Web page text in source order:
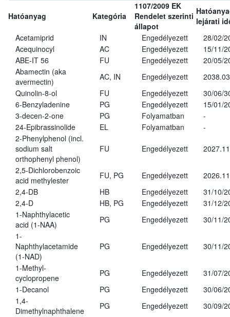
Hatóanyag Kategória
1107/2009 EK
Rendelet szerinti
állapot
lejárati
Acetamiprid
IN Engedélyezett
28/02/
Acequinocyl
AC Engedélyezett
15/11/
ABE-IT 56
FU Engedélyezett
20/05/
Abamectin (aka
avermectin)
AC, IN Engedélyezett
Quinolin-8-ol
FU Engedélyezett
30/06/
6-Benzyladenine
PG Engedélyezett
15/01/
3-decen-2-one
PG Folyamatban
-
24-Epibrassinolide
EL Folyamatban
-
2-Phenylphenol (incl.
sodium salt
orthophenyl phenol)
FU Engedélyezett
2,5-Dichlorobenzoic
acid methylester
FU, PG Engedélyezett
2,4-DB
HB Engedélyezett
31/10/
2,4-D
HB, PG Engedélyezett
31/12/
1-Naphthylacetic
acid (1-NAA)
PG Engedélyezett
30/11/
1-
Naphthylacetamide
(1-NAD)
PG Engedélyezett 30/11/
1-Methyl-
cyclopropene
PG Engedélyezett
31/07/
1-Decanol
PG Engedélyezett
30/06/
1,4-
Dimethylnaphthalene
PG Engedélyezett 30/09/